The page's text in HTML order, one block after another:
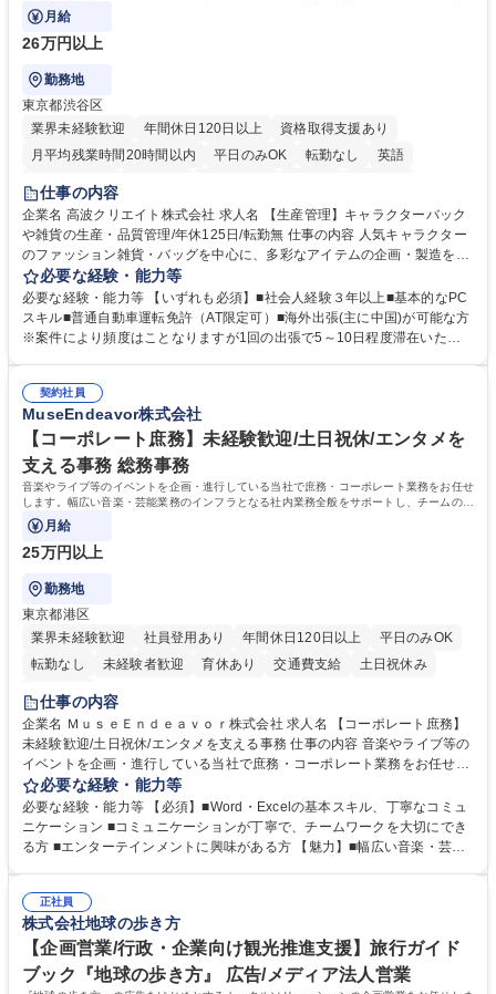
けるやりがいのあるポジションです。
月給
26万円以上
勤務地
東京都渋谷区
業界未経験歓迎
年間休日120日以上
資格取得支援あり
月平均残業時間20時間以内
平日のみOK 転勤なし
英語
住宅手当あり
完全週休2日制
交通費支給 駅近5分以内 中国語 土日祝休み
仕事の内容
企業名 高波クリエイト株式会社 求人名 【生産管理】キャラクターバック
や雑貨の生産・品質管理/年休125日/転勤無 仕事の内容 人気キャラクター
のファッション雑貨・バッグを中心に、多彩なアイテムの企画・製造を手
掛ける当社にて、自社企画・開発商品の生産管理・品質管理を担当。『か
わいい』を届けるやりがいのあるポジションです。 有名ブランドやキャラ
クターライセンスを活用した商品の企画・開発・販売を行っています。企
画段階から納品まで、商品の製造に関わる全てのプロセスにおいて、生産
元様とのやり取り、輸入関連の書類の管理、国内倉庫での品質チェック、
工場開拓などがございます。 募集職種 【生産管理】キャラクターバック
や雑貨の生産・品質管理/年休125日/転勤無
必要な経験・能力等
必要な経験・能力等 【いずれも必須】■社会人経験３年以上■基本的なPC
スキル■普通自動車運転免許（AT限定可）■海外出張(主に中国)が可能な方
※案件により頻度はことなりますが1回の出張で5～10日程度滞在いただ
め、『コツコツと実直に取り組める方』 ・工場やライセンス元を含む社内
外関係者と友好なコミュニケーションが取れる方 ※折衝は営業担当がメイ
ンで行います。 学歴・資格 学歴：大学院 大学 高専 短大 専修学校 高校 語
学力： 資格：
契約社員
MuseEndeavor株式会社
【コーポレート庶務】未経験歓迎/土日祝休/エンタメを
支える事務 総務事務
音楽やライブ等のイベントを企画・進行している当社で庶務・コーポレート業務をお任せ
します。幅広い音楽・芸能業務のインフラとなる社内業務全般をサポートし、チームの円
滑な運営を支えていただきます。
月給
25万円以上
勤務地
東京都港区
業界未経験歓迎
社員登用あり 年間休日120日以上
平日のみOK
転勤なし
未経験者歓迎 育休あり 交通費支給
土日祝休み
服装自由
仕事の内容
企業名 ＭｕｓｅＥｎｄｅａｖｏｒ株式会社 求人名 【コーポレート庶務】
未経験歓迎/土日祝休/エンタメを支える事務 仕事の内容 音楽やライブ等の
イベントを企画・進行している当社で庶務・コーポレート業務をお任せし
ます。幅広い音楽・芸能業務のインフラとなる社内業務全般をサポート
し、チームの円滑な運営を支えていただきます。 ■社内の庶務・一般事務
全般、書類整理、備品管理・発注 ■郵便物の仕分け、来客・電話対応、社
内環境の維持サポート ■経理や人事/採用の外注事業者とのやりとり・プロ
す。 ※業務の変更範囲：会社の定める業務※ 募集職種 【コーポレート庶
務】未経験歓迎/土日祝休/エンタメを支える事務
必要な経験・能力等
必要な経験・能力等 【必須】■Word・Excelの基本スキル、丁寧なコミュ
ニケーション ■コミュニケーションが丁寧で、チームワークを大切にでき
る方 ■エンターテインメントに興味がある方 【魅力】■幅広い音楽・芸能
ルーティンワークに留まらず、外注事業者との連携や業務プロセスの推進
など、自らの裁量で組織の仕組みづくりに関われるやりがいがあります。
■土日祝休みで、プライベートと両立しながら専門スキルを磨ける環境で
す。 学歴・資格 学歴：大学院 大学 高専 短大 専修学校 高校 語学力： 資
格：
正社員
株式会社地球の歩き方
【企画営業/行政・企業向け観光推進支援】旅行ガイド
ブック『地球の歩き方』 広告/メディア法人営業